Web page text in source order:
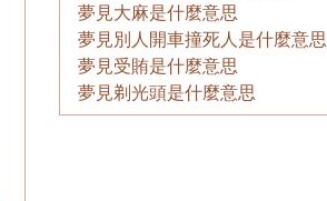
夢見大麻是什麼意思
夢見別人開車撞死人是什麼意思
夢見受賄是什麼意思
夢見剃光頭是什麼意思